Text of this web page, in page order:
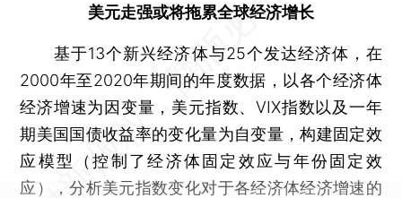
美元走强或将拖累全球经济增长
基于13个新兴经济体与25个发达经济体，在
2000年至2020年期间的年度数据，以各个经济体
经济增速为因变量，美元指数、VIX指数以及一年
期美国国债收益率的变化量为自变量，构建固定效
应模型（控制了经济体固定效应与年份固定效
应），分析美元指数变化对于各经济体经济增速的